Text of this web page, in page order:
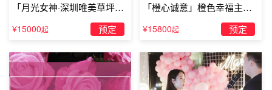
「月光女神·深圳唯美草坪浪
漫求婚」
¥15000起 预定
「橙心诚意」橙色幸福主题
露台求婚
¥15800起 预定